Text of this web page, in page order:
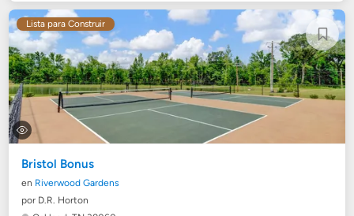
Lista para Construir
Bristol Bonus
en Riverwood Gardens
por D.R. Horton